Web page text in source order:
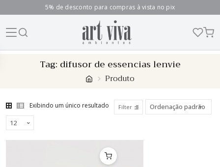
5% de desconto para compras à vista no pix
Tag: difusor de essencias lenvie
Produto
Exibindo um único resultado Filter